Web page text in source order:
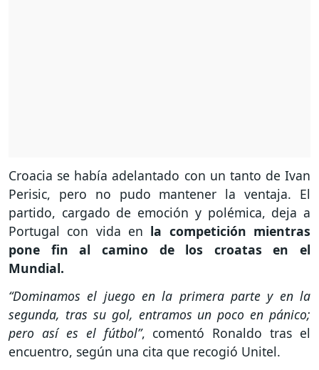
Croacia se había adelantado con un tanto de Ivan
Perisic, pero no pudo mantener la ventaja. El
partido, cargado de emoción y polémica, deja a
Portugal con vida en la competición mientras
pone fin al camino de los croatas en el
Mundial.
“Dominamos el juego en la primera parte y en la
segunda, tras su gol, entramos un poco en pánico;
pero así es el fútbol”, comentó Ronaldo tras el
encuentro, según una cita que recogió Unitel.